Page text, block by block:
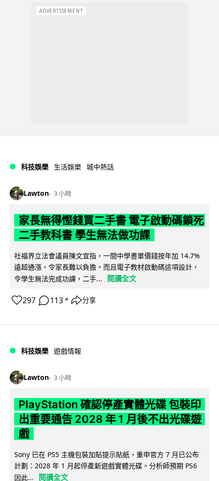
ADVERTISEMENT
科技娛樂 生活娛樂 城中熱話
Lawton 3 小時
家長無得慳錢買二手書 電子啟動碼鎖死
二手教科書 學生無法做功課
社福界立法會議員陳文宜指，一間中學書單價錢按年加 14.7%
遠超通漲，令家長難以負擔。而且電子教材啟動碼這項設計，
令學生無法完成功課，二手...
閱讀全文
297 113 ↗ 分享
科技娛樂 遊戲情報
Lawton 3 小時
PlayStation 確認停產實體光碟 包裝印
出重要通告 2028 年 1 月後不出光碟遊
戲
Sony 已在 PS5 主機包裝加貼提示貼紙，重申官方 7 月已公布
計劃：2028 年 1 月起停產新遊戲實體光碟。分析師預期 PS6
因此...
閱讀全文